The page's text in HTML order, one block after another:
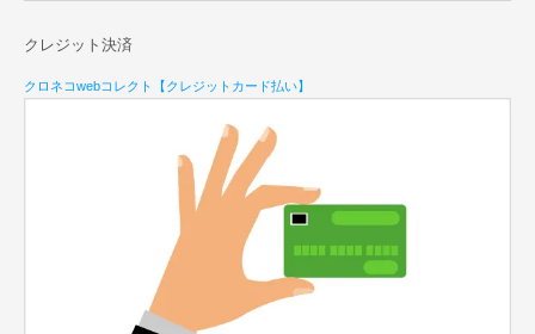
クレジット決済
クロネコwebコレクト【クレジットカード払い】